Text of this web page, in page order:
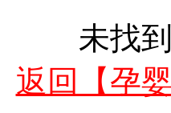
未找
返回【孕